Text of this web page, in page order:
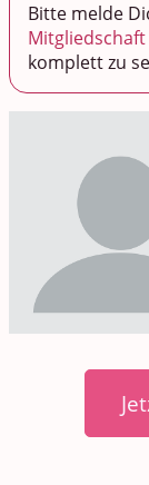
Bitte melde
Mitgliedschaft
komplett zu